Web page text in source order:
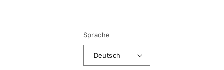
Sprache
Deutsch